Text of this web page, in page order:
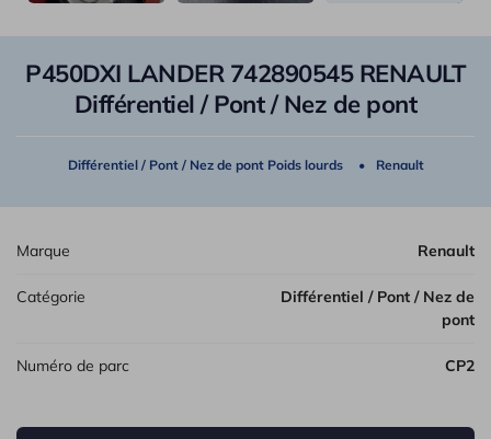
P450DXI LANDER 742890545 RENAULT
Différentiel / Pont / Nez de pont
Différentiel / Pont / Nez de pont Poids lourds Renault
Marque Renault
Catégorie
Différentiel / Pont / Nez de
pont
Numéro de parc CP2